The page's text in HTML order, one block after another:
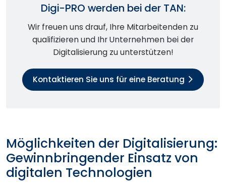
Digi-PRO werden bei der TAN:
Wir freuen uns drauf, Ihre Mitarbeitenden zu
qualifizieren und Ihr Unternehmen bei der
Digitalisierung zu unterstützen!
Kontaktieren Sie uns für eine Beratung
Möglichkeiten der Digitalisierung:
Gewinnbringender Einsatz von
digitalen Technologien